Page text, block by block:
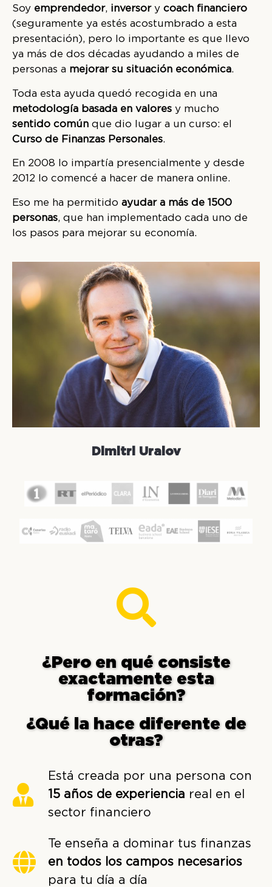
Soy emprendedor, inversory coach financiero
(seguramente ya estés acostumbrado a esta
presentación), pero lo importante es que llevo
ya más de dos décadas ayudando a miles de
personas a mejorar su situación económica.
Toda esta ayuda quedó recogida en una
metodología basada en valores y mucho
sentido común que dio lugar a un curso: el
Curso de Finanzas Personales.
En 2008 lo impartía presencialmente y desde
2012 lo comencé a hacer de manera online.
Eso me ha permitido ayudar a más de 1500
personas, que han implementado cada uno de
los pasos para mejorar su economía.
Dimitri Uralov
¿Pero en qué consiste
exactamente esta
formación?
¿Qué la hace diferente de
otras?
Está creada por una persona con
15 años de experiencia real en el
sector financiero
Te enseña a dominar tus finanzas
en todos los campos necesarios
para tu día a día